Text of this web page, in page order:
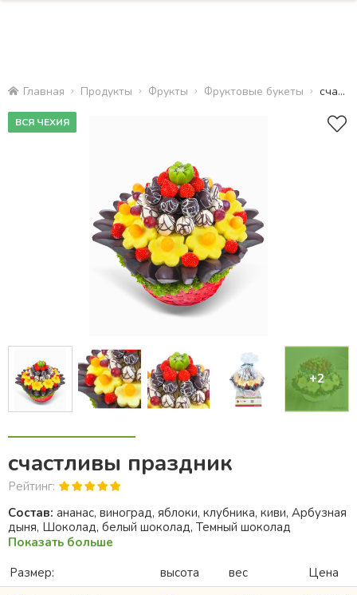
Главная Продукты Фрукты Фруктовые букеты счастливы праздник
ВСЯ ЧЕХИЯ
+2
счастливы праздник
Рейтинг:
Состав: ананас, виноград, яблоки, клубника, киви, Арбузная
дыня, Шоколад, белый шоколад, Темный шоколад
Показать больше
Размер:
высота вес
Цена